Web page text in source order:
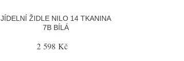
JÍDELNÍ ŽIDLE NILO 14 TKANINA
7B BÍLÁ
2 598 Kč